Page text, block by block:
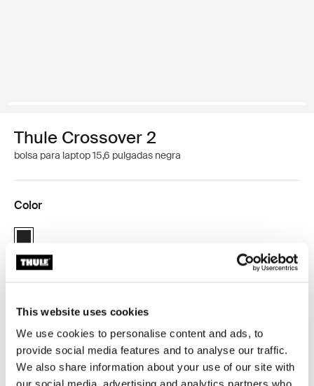
This website uses cookies
We use cookies to personalise content and ads, to
provide social media features and to analyse our traffic.
We also share information about your use of our site with
Thule Crossover 2
bolsa para laptop 15,6 pulgadas negra
Color
Thule Crossover 2 laptop bag 15.6" Negro (selected)
Garantía Thule
Encontrar en tienda